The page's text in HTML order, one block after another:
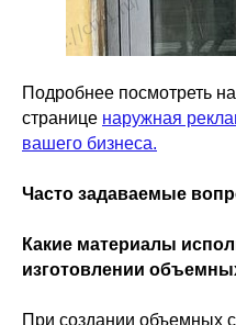
Подробнее посмотреть
странице наружная
вашего бизнеса.
Часто задаваемые
Какие материалы
изготовлении
При создании объемных